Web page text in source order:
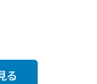
る